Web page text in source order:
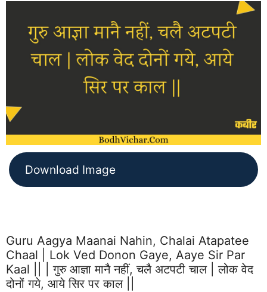
Download Image
Guru Aagya Maanai Nahin, Chalai Atapatee
Chaal | Lok Ved Donon Gaye, Aaye Sir Par
Kaal || | गुरु आज्ञा मानै नहीं, चलै अटपटी चाल | लोक वेद
दोनों गये, आये सिर पर काल ||